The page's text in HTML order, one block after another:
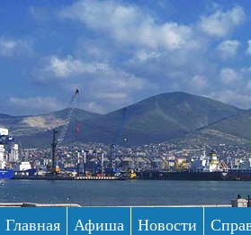
Главная Афиша Новости